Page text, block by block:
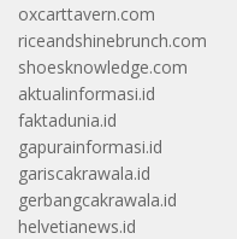
oxcarttavern.com
riceandshinebrunch.com
shoesknowledge.com
aktualinformasi.id
faktadunia.id
gapurainformasi.id
gariscakrawala.id
gerbangcakrawala.id
helvetianews.id